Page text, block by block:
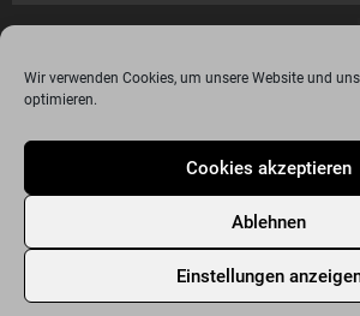
Wir verwenden Cookies, um unsere Website und
optimieren.
Cookies akzeptieren
Ablehnen
Einstellungen
Unterstützung von the surface new
Über Metalogy.de – das Magazin für Metalheadz +
Newsletter Anmeldung
Events Freunde
Metalogy.de – Das etwas andere Metal